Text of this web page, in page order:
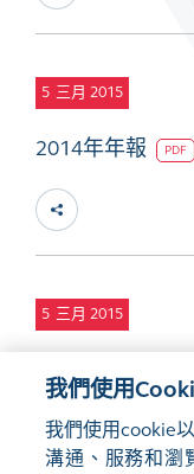
5 三月 2015
2014年年報 PDF
5 三月 2015
2014年企業社
我們使用
我們使用cookie
溝通、服務和瀏